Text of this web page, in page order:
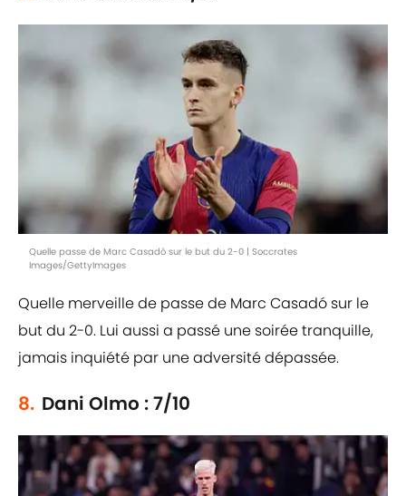
Quelle passe de Marc Casadó sur le but du 2-0 | Soccrates
Images/GettyImages
Quelle merveille de passe de Marc Casadó sur le
but du 2-0. Lui aussi a passé une soirée tranquille,
jamais inquiété par une adversité dépassée.
8. Dani Olmo : 7/10